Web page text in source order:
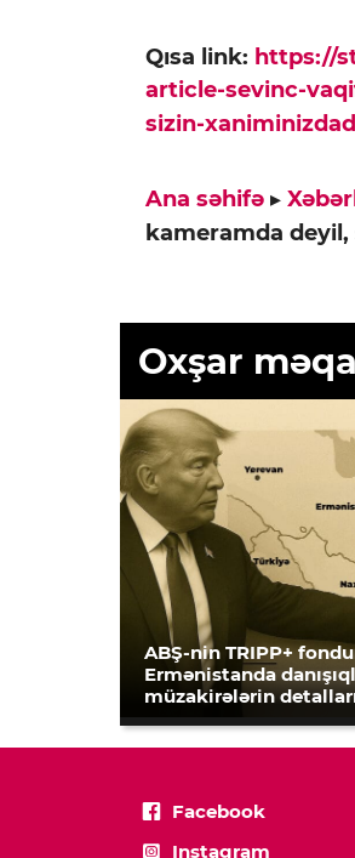
Qısa link: https://
article-sevinc-
sizin-
Ana səhifə ▸
kameramda deyil,
Oxşar
ABŞ-nin TRIPP+
Ermənistanda
müzakirələrin
Facebook
Instagram